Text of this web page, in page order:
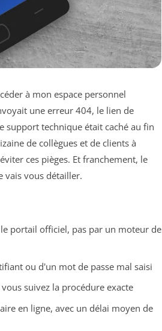
à mon espace personnel
une erreur 404, le lien de
support technique était caché au fin
de collègues et de clients à
ces pièges. Et franchement, le
vais vous détailler.
portail officiel, pas par un moteur de
ou d'un mot de passe mal saisi
suivez la procédure exacte
en ligne, avec un délai moyen de